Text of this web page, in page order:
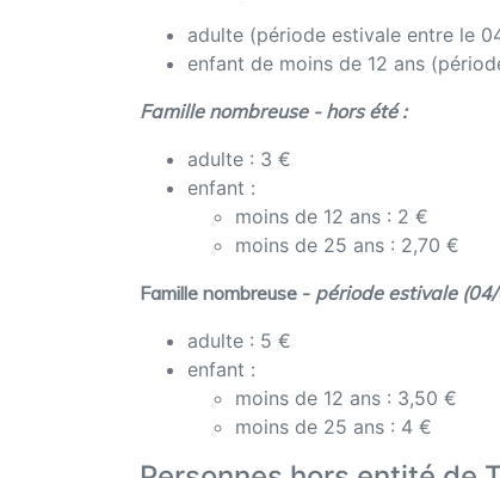
adulte (période estivale entre le
enfant de moins de 12 ans
Famille nombreuse - hors été :
adulte : 3 €
enfant :
moins de 12 ans : 2 €
moins de 25 ans : 2,70 €
Famille nombreuse - période estivale
adulte : 5 €
enfant :
moins de 12 ans : 3,50 €
moins de 25 ans : 4 €